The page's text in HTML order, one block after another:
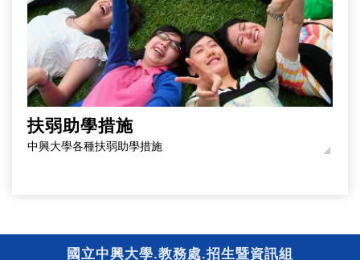
扶弱助學措施
中興大學各種扶弱助學措施
國立中興大學.教務處.招生暨資訊組